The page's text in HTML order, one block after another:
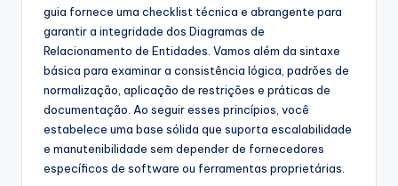
w
guia fornece uma checklist técnica e abrangente para
garantir a integridade dos Diagramas de
Relacionamento de Entidades. Vamos além da sintaxe
básica para examinar a consistência lógica, padrões de
normalização, aplicação de restrições e práticas de
documentação. Ao seguir esses princípios, você
estabelece uma base sólida que suporta escalabilidade
e manutenibilidade sem depender de fornecedores
específicos de software ou ferramentas proprietárias.